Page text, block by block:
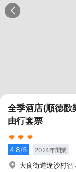
全季酒店(順德歡
由行套票
4.8/5 2024年開業
大良街道逢沙村